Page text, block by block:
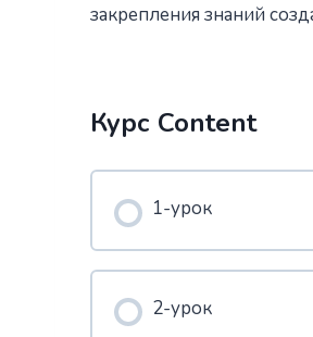
закрепления знаний
Курс Content
1-урок
2-урок